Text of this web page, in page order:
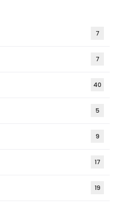
7
7
40
5
9
17
19